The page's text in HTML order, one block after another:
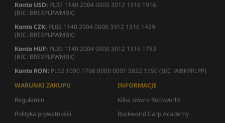
Konto USD: PL37 1140 2004 0000 3012 1316 1916
(BIC: BREXPLPWMBK)
Konto CZK: PL02 1140 2004 0000 3312 1316 1429
(BIC: BREXPLPWMBK)
Konto HUF: PL39 1140 2004 0000 3012 1316 1783
(BIC: BREXPLPWMBK)
Konto RON: PL52 1090 1766 0000 0001 5822 1550 (BIC: WBKPPLPP)
WARUNKI ZAKUPU
Regulamin
Polityka prywatności
INFORMACJE
Kilka słów o Rockworld
Rockworld Carp Academy